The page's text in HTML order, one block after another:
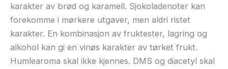
karakter av brød og karamell. Sjokoladenoter kan
forekomme i mørkere utgaver, men aldri ristet
karakter. En kombinasjon av fruktester, lagring og
alkohol kan gi en vinøs karakter av tørket frukt.
Humlearoma skal ikke kjennes. DMS og diacetyl skal